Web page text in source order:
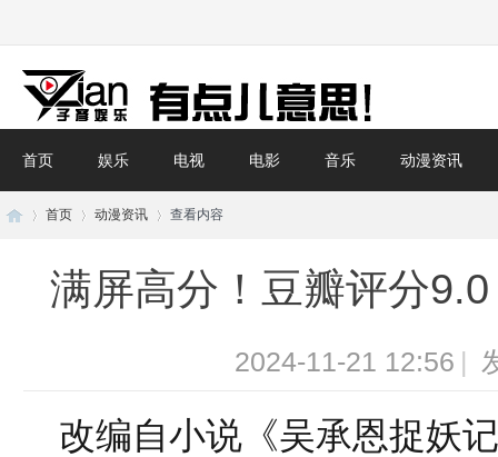
首页 娱乐 电视 电影 音乐 动漫资讯
首页 动漫资讯 查看内容
满屏高分！豆瓣评分
2024-11-21 12:56
改编自小说《吴承恩捉妖